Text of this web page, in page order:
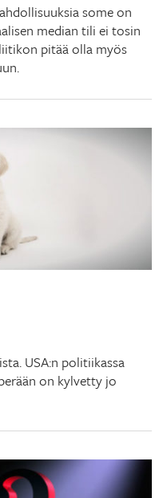
some on
median tili ei tosin
pitää olla myös
USA:n politiikassa
on kylvetty jo